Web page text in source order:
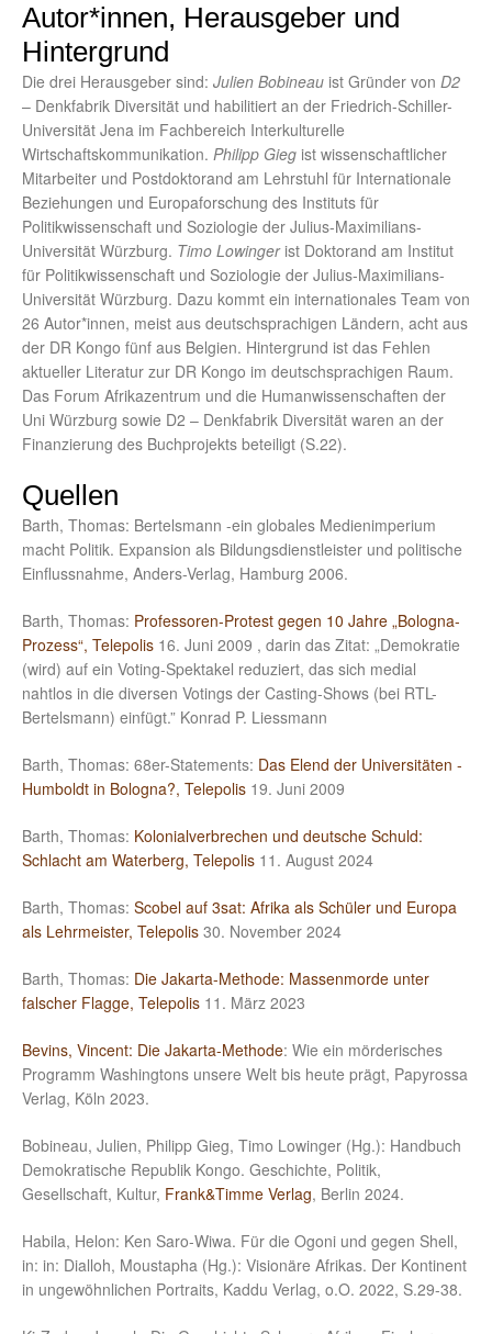
Autor*innen, Herausgeber und
Hintergrund
Die drei Herausgeber sind: Julien Bobineau ist Gründer von D2
– Denkfabrik Diversität und habilitiert an der Friedrich-Schiller-
Universität Jena im Fachbereich Interkulturelle
Wirtschaftskommunikation. Philipp Gieg ist wissenschaftlicher
Mitarbeiter und Postdoktorand am Lehrstuhl für Internationale
Beziehungen und Europaforschung des Instituts für
Politikwissenschaft und Soziologie der Julius-Maximilians-
Universität Würzburg. Timo Lowinger ist Doktorand am Institut
für Politikwissenschaft und Soziologie der Julius-Maximilians-
Universität Würzburg. Dazu kommt ein internationales Team von
26 Autor*innen, meist aus deutschsprachigen Ländern, acht aus
der DR Kongo fünf aus Belgien. Hintergrund ist das Fehlen
aktueller Literatur zur DR Kongo im deutschsprachigen Raum.
Das Forum Afrikazentrum und die Humanwissenschaften der
Uni Würzburg sowie D2 – Denkfabrik Diversität waren an der
Finanzierung des Buchprojekts beteiligt (S.22).
Quellen
Barth, Thomas: Bertelsmann -ein globales Medienimperium
macht Politik. Expansion als Bildungsdienstleister und politische
Einflussnahme, Anders-Verlag, Hamburg 2006.
Barth, Thomas: Professoren-Protest gegen 10 Jahre „Bologna-
Prozess“, Telepolis 16. Juni 2009 , darin das Zitat: „Demokratie
(wird) auf ein Voting-Spektakel reduziert, das sich medial
nahtlos in die diversen Votings der Casting-Shows (bei RTL-
Bertelsmann) einfügt.” Konrad P. Liessmann
Barth, Thomas: 68er-Statements: Das Elend der Universitäten -
Humboldt in Bologna?, Telepolis 19. Juni 2009
Barth, Thomas: Kolonialverbrechen und deutsche Schuld:
Schlacht am Waterberg, Telepolis 11. August 2024
Barth, Thomas: Scobel auf 3sat: Afrika als Schüler und Europa
als Lehrmeister, Telepolis 30. November 2024
Barth, Thomas: Die Jakarta-Methode: Massenmorde unter
falscher Flagge, Telepolis 11. März 2023
Bevins, Vincent: Die Jakarta-Methode: Wie ein mörderisches
Programm Washingtons unsere Welt bis heute prägt, Papyrossa
Verlag, Köln 2023.
Bobineau, Julien, Philipp Gieg, Timo Lowinger (Hg.): Handbuch
Demokratische Republik Kongo. Geschichte, Politik,
Gesellschaft, Kultur, Frank&Timme Verlag, Berlin 2024.
Habila, Helon: Ken Saro-Wiwa. Für die Ogoni und gegen Shell,
in: in: Dialloh, Moustapha (Hg.): Visionäre Afrikas. Der Kontinent
in ungewöhnlichen Portraits, Kaddu Verlag, o.O. 2022, S.29-38.